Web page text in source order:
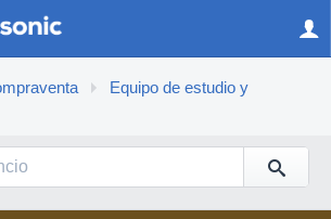
Equipo de estudio y